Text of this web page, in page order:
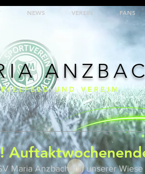
NEWS VEREIN FANS
UND VEREIN
Maria Anzbach auf unserer